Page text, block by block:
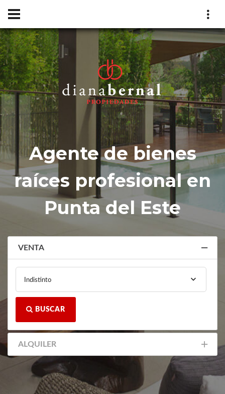
Agente de bienes
raíces profesional en
Punta del Este
VENTA
Indistinto
BUSCAR
ALQUILER